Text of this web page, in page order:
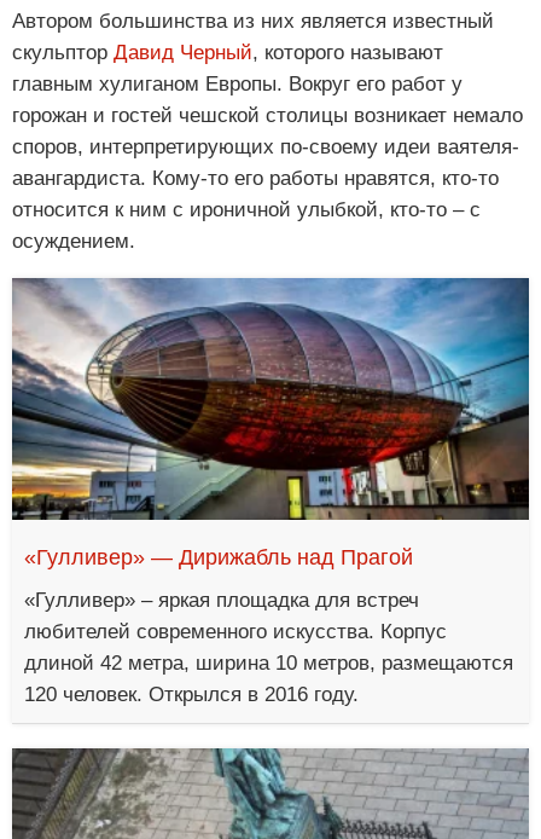
Автором большинства из них является известный
скульптор Давид Черный, которого называют
главным хулиганом Европы. Вокруг его работ у
горожан и гостей чешской столицы возникает немало
споров, интерпретирующих по-своему идеи ваятеля-
авангардиста. Кому-то его работы нравятся, кто-то
относится к ним с ироничной улыбкой, кто-то – с
осуждением.
«Гулливер» — Дирижабль над Прагой
«Гулливер» – яркая площадка для встреч
любителей современного искусства. Корпус
длиной 42 метра, ширина 10 метров, размещаются
120 человек. Открылся в 2016 году.